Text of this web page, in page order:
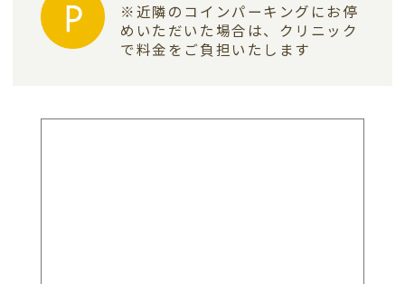
※近隣のコインパーキングにお停
めいただいた場合は、
クリニック
で料金をご負担いたします